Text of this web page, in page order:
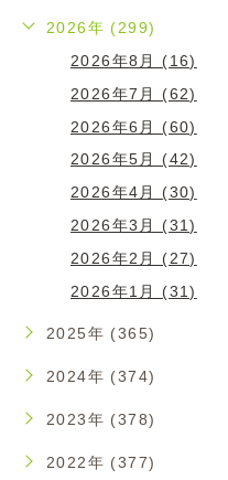
2026年 (299)
2026年8月 (16)
2026年7月 (62)
2026年6月 (60)
2026年5月 (42)
2026年4月 (30)
2026年3月 (31)
2026年2月 (27)
2026年1月 (31)
2025年 (365)
2024年 (374)
2023年 (378)
2022年 (377)